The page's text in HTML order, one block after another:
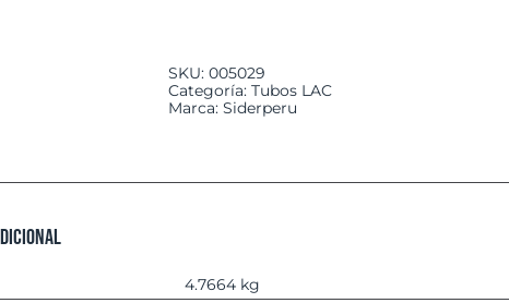
SKU: 005029
Categoría: Tubos LAC
Marca: Siderperu
4.7664 kg